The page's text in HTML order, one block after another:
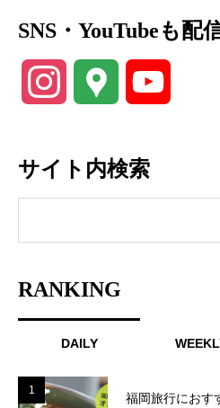
SNS・YouTubeも配
Instagram Google
サイト内検索
RANKING
DAILY
1
福岡旅行におす